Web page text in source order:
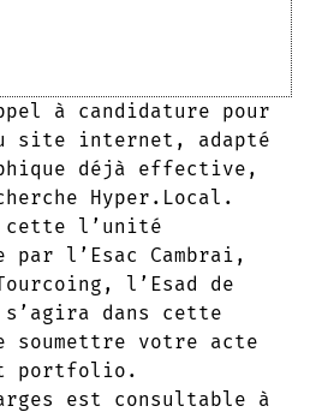
à candidature pour
site internet, adapté
déjà effective,
Hyper.Local.
cette l’unité
l’Esac Cambrai,
l’Esad de
dans cette
soumettre votre acte
portfolio.
est consultable à